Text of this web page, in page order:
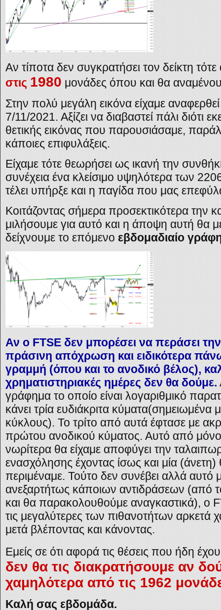
Αν τίποτα δεν συγκρατήσει τον δείκτη
στις 1980 μονάδες όπου και θα
Στην πολύ μεγάλη εικόνα είχαμε
7/11/2021. Αξίζει να διαβαστεί πάλι διότι
θετικής εικόνας που παρουσιάσαμε,
κάποιες επιφυλάξεις.
Είχαμε τότε θεωρήσει ως ικανή την
συνέχεια ένα κλείσιμο υψηλότερα των
τέλει υπήρξε και η παγίδα που μας
Κοιτάζοντας σήμερα προσεκτικότερα την
μιλήσουμε για αυτό και η άποψη αυτή θα
δείχνουμε το επόμενο εβδομαδιαίο
Αν ο FTSE δεν μπορέσει να περάσει
πράσινη απόχρωση και ειδικότερα
γραμμή (όπου και το ανοδικό βέλος),
χρηματιστηριακές ημέρες δεν θα δούμε.
γράφημα το οποίο είναι λογαριθμικό
κάνει τρία ευδιάκριτα κύματα(σημειωμένα
κύκλους). Το τρίτο από αυτά έφτασε με
πρώτου ανοδικού κύματος. Αυτό από μόνο
νωρίτερα θα είχαμε αποφύγει την
ενασχόλησης έχοντας ίσως και μία
περιμέναμε. Τούτο δεν συνέβει αλλά αυτό
ανεξαρτήτως κάποιων αντιδράσεων (από
και θα παρακολουθούμε αναγκαστικά), ο
τις μεγαλύτερες των πιθανοτήτων αρκετά
μετά βλέποντας και κάνοντας.
Εμείς σε ότι αφορά τις θέσεις που ήδη
δεν θα τις διακρατήσουμε αν
χαμηλότερα από τις 1962
Καλή σας εβδομάδα.